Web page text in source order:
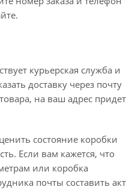
курьерская служба и
доставку через почту
на ваш адрес придет
состояние коробки
Если вам кажется, что
или коробка
почты составить акт